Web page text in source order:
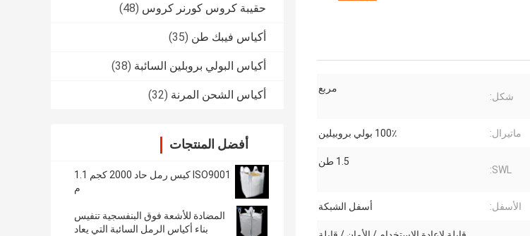
حقيبة كروس كورنر كروس (48)
أكياس فيبك طن (35)
أكياس البولي بروبلين السائبة (38)
أكياس الشحن المرنة (32)
أفضل المنتجات
ISO9001 كيس رمل حاد 2000 كجم 1.1
م
المضادة للأشعة فوق البنفسجية تنفيس
بناء أكياس الرمل السائبة التي يعاد
شكل:
مربع
ماتيرال: 100٪ بولي بروبيلين
SWL:
1.5 طن
الأسفل: أسفل الشبكة